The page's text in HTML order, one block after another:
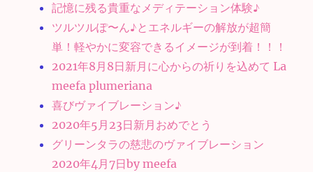
記憶に残る貴重なメディテーション体験♪
ツルツルぽ〜ん♪とエネルギーの解放が超簡
単！軽やかに変容できるイメージが到着！！！
2021年8月8日新月に心からの祈りを込めて La
meefa plumeriana
喜びヴァイブレーション♪
2020年5月23日新月おめでとう
グリーンタラの慈悲のヴァイブレーション
2020年4月7日by meefa